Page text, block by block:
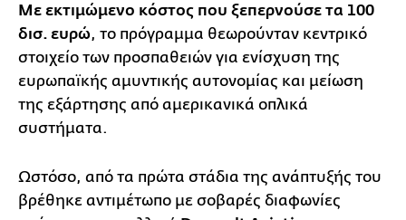
Με εκτιμώμενο κόστος που ξεπερνούσε τα 100
δισ. ευρώ, το πρόγραμμα θεωρούνταν κεντρικό
στοιχείο των προσπαθειών για ενίσχυση της
ευρωπαϊκής αμυντικής αυτονομίας και μείωση
της εξάρτησης από αμερικανικά οπλικά
συστήματα.
Ωστόσο, από τα πρώτα στάδια της ανάπτυξής του
βρέθηκε αντιμέτωπο με σοβαρές διαφωνίες